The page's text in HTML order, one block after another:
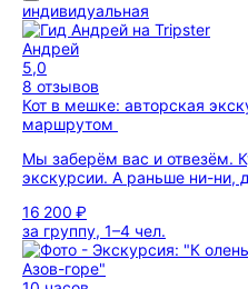
индивидуальная
Андрей
5,0
8 отзывов
Кот в мешке: авторская
маршрутом
Мы заберём вас и отвезём.
экскурсии. А раньше ни-ни,
16 200 ₽
за группу, 1–4 чел.